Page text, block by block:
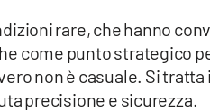
rare, che hanno
come punto strategico
non è casuale. Si
precisione e sicurezza.